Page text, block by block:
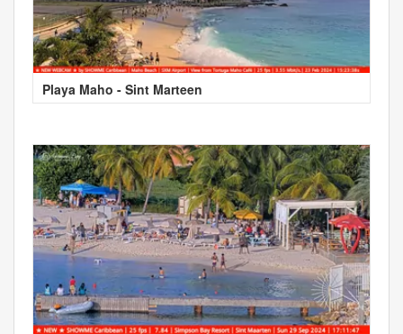
Playa Maho - Sint Marteen